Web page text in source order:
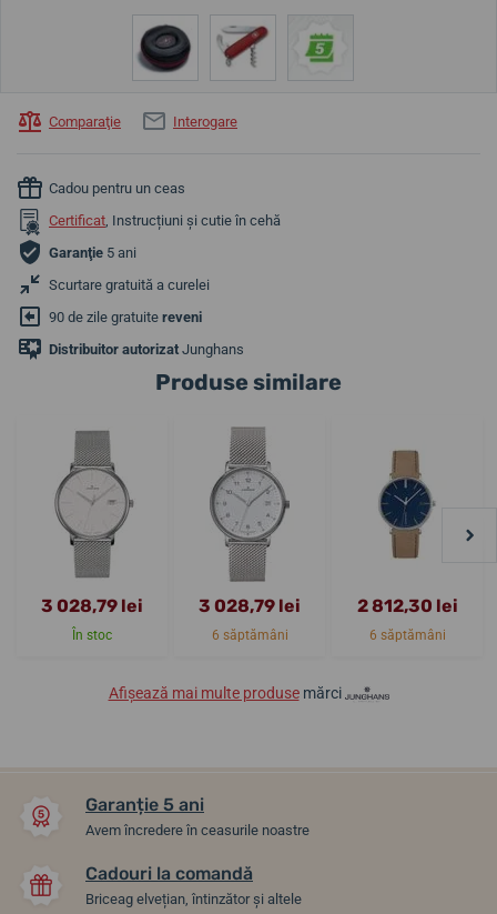
Comparaţie Interogare
Cadou pentru un ceas
Certificat, Instrucțiuni și cutie în cehă
Garanţie 5 ani
Scurtare gratuită a curelei
90 de zile gratuite reveni
Distribuitor autorizat Junghans
Produse similare
3 028,79 lei
În stoc
3 028,79 lei
6 săptămâni
2 812,30 lei
6 săptămâni
Afișează mai multe produsemărci
Garanție 5 ani
Avem încredere în ceasurile noastre
Cadouri la comandă
Briceag elvețian, întinzător și altele